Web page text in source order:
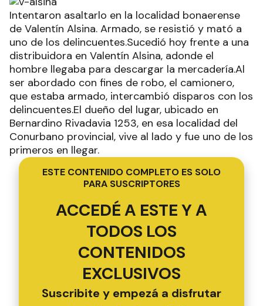
Intentaron asaltarlo en la localidad bonaerense
de Valentín Alsina. Armado, se resistió y mató a
uno de los delincuentes.Sucedió hoy frente a una
distribuidora en Valentín Alsina, adonde el
hombre llegaba para descargar la mercadería.Al
ser abordado con fines de robo, el camionero,
que estaba armado, intercambió disparos con los
delincuentes.El dueño del lugar, ubicado en
Bernardino Rivadavia 1253, en esa localidad del
Conurbano provincial, vive al lado y fue uno de los
primeros en llegar.
ESTE CONTENIDO COMPLETO ES SOLO
PARA SUSCRIPTORES
ACCEDÉ A ESTE Y A
TODOS LOS
CONTENIDOS
EXCLUSIVOS
Suscribite y empezá a disfrutar